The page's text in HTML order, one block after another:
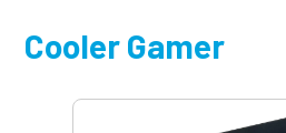
Cooler Gamer